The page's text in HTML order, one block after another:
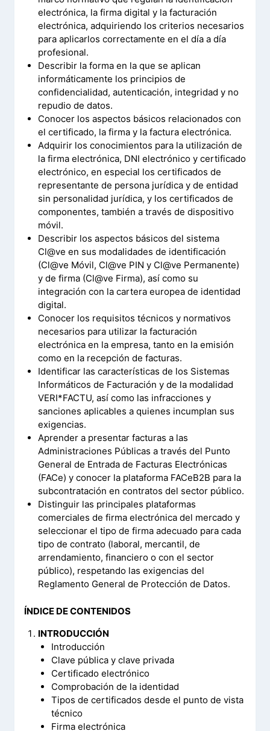
electrónica, la firma digital y la facturación
electrónica, adquiriendo los criterios necesarios
para aplicarlos correctamente en el día a día
profesional.
Describir la forma en la que se aplican
informáticamente los principios de
confidencialidad, autenticación, integridad y no
repudio de datos.
Conocer los aspectos básicos relacionados con
el certificado, la firma y la factura electrónica.
Adquirir los conocimientos para la utilización de
la firma electrónica, DNI electrónico y certificado
electrónico, en especial los certificados de
representante de persona jurídica y de entidad
sin personalidad jurídica, y los certificados de
componentes, también a través de dispositivo
móvil.
Describir los aspectos básicos del sistema
Cl@ve en sus modalidades de identificación
(Cl@ve Móvil, Cl@ve PIN y Cl@ve Permanente)
y de firma (Cl@ve Firma), así como su
integración con la cartera europea de identidad
digital.
Conocer los requisitos técnicos y normativos
necesarios para utilizar la facturación
electrónica en la empresa, tanto en la emisión
como en la recepción de facturas.
Identificar las características de los Sistemas
Informáticos de Facturación y de la modalidad
VERI*FACTU, así como las infracciones y
sanciones aplicables a quienes incumplan sus
exigencias.
Aprender a presentar facturas a las
Administraciones Públicas a través del Punto
General de Entrada de Facturas Electrónicas
(FACe) y conocer la plataforma FACeB2B para la
subcontratación en contratos del sector público.
Distinguir las principales plataformas
comerciales de firma electrónica del mercado y
seleccionar el tipo de firma adecuado para cada
tipo de contrato (laboral, mercantil, de
arrendamiento, financiero o con el sector
público), respetando las exigencias del
Reglamento General de Protección de Datos.
ÍNDICE DE CONTENIDOS
INTRODUCCIÓN
Introducción
Clave pública y clave privada
Certificado electrónico
Comprobación de la identidad
Tipos de certificados desde el punto de vista
técnico
Firma electrónica